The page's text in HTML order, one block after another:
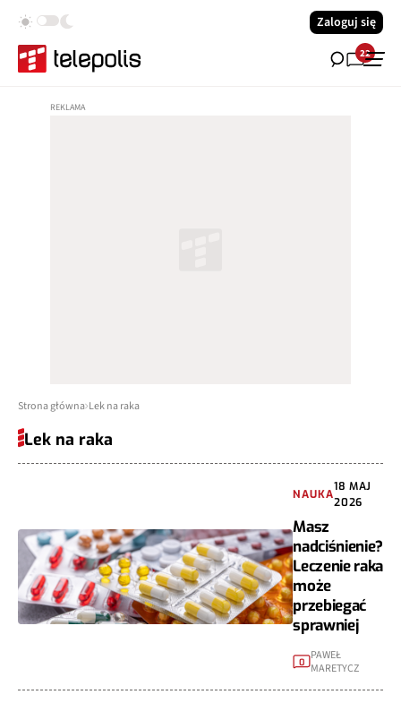
Zaloguj się
22
Strona główna Lek na raka
Lek na raka
NAUKA
18 MAJ
2026
Masz
nadciśnienie?
Leczenie raka
może
przebiegać
sprawniej
0
PAWEŁ
MARETYCZ